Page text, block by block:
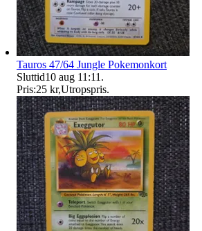
Tauros 47/64 Jungle Pokemonkort
Sluttid10 aug 11:11 .
Pris:25 kr,Utropspris.